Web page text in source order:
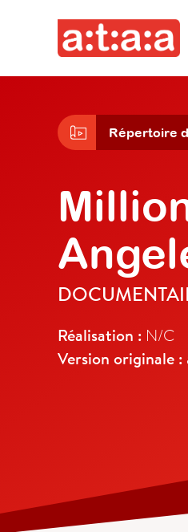
Répertoire
Réalisation : N/C
Version originale :